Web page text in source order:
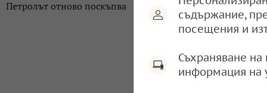
Петролът отново поскъпва
съдържание,
посещения и
Съхраняване
информация на